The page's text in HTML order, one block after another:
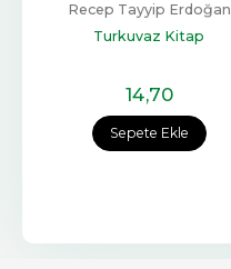
Sepete Ekle
Recep Tayyip Erdoğan
Turkuvaz Kitap
14,70